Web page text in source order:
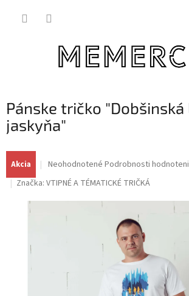
Pánske tričko
jaskyňa"
Akcia
Priemerné
produktu
je
Neohodnotené Podrobnosti
Značka: VTIPNÉ A TÉMATICKÉ TRIČKÁ